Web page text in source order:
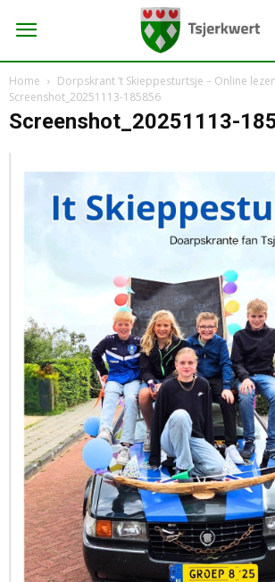
Home
Dorpskrant ‘t Skieppesturtsje – Online lezen
Screenshot_20251113-185856
Screenshot_20251113-